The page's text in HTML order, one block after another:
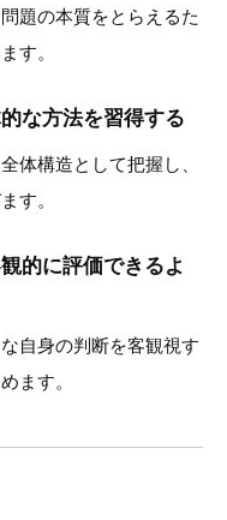
題の本質をとらえるた
す。
な方法を習得する
体構造として把握し、
す。
的に評価できるよ
自身の判断を客観視す
ます。